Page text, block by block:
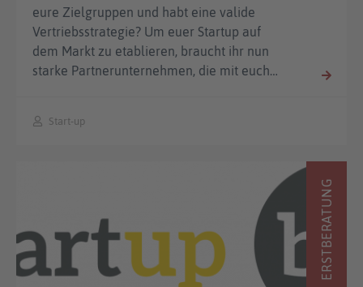
eure Zielgruppen und habt eine valide
Vertriebsstrategie? Um euer Startup auf
dem Markt zu etablieren, braucht ihr nun
starke Partnerunternehmen, die mit euch…
Start-up
ERSTBERATUNG